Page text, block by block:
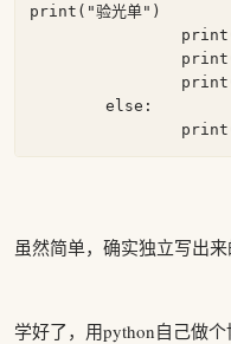
print("验光单")
虽然简单，确实独立写出来
学好了，用python自己做